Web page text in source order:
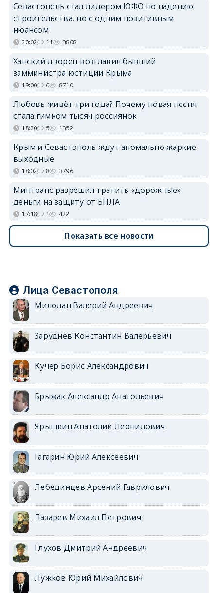
Севастополь стал лидером ЮФО по падению
строительства, но с одним позитивным
нюансом
20:02 11 3868
Ханский дворец возглавил бывший
замминистра юстиции Крыма
19:00 6 8710
Любовь живёт три года? Почему новая песня
стала гимном тысяч россиянок
18:20 5 1352
Крым и Севастополь ждут аномально жаркие
выходные
18:02 8 3796
Минтранс разрешил тратить «дорожные»
деньги на защиту от БПЛА
17:18 1 422
Показать все новости
Лица Севастополя
Милодан Валерий Андреевич
Заруднев Константин Валерьевич
Кучер Борис Александрович
Брыжак Александр Анатольевич
Ярышкин Анатолий Леонидович
Гагарин Юрий Алексеевич
Лебединцев Арсений Гаврилович
Лазарев Михаил Петрович
Глухов Дмитрий Андреевич
Лужков Юрий Михайлович